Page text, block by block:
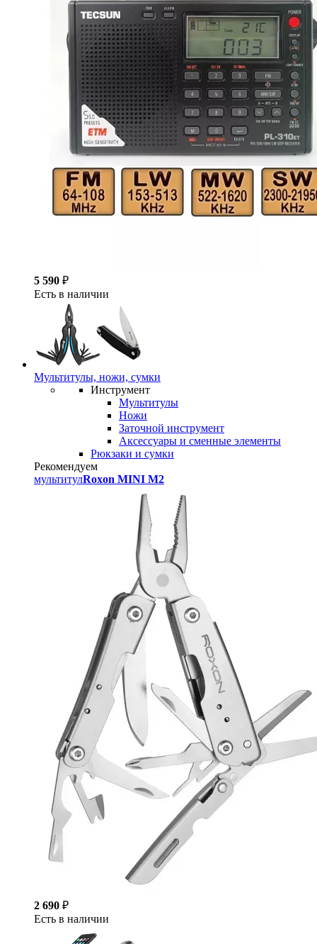
5 590 ₽
Есть в наличии
Мультитулы, ножи, сумки
Инструмент
Мультитулы
Ножи
Заточной инструмент
Аксессуары и сменные элементы
Рюкзаки и сумки
Рекомендуем
мультитулRoxon MINI M2
2 690 ₽
Есть в наличии